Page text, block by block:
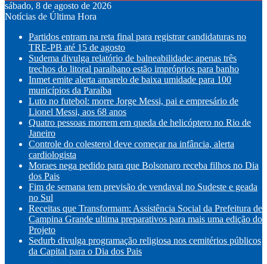
sábado, 8 de agosto de 2026
Notícias de Última Hora
Partidos entram na reta final para registrar candidaturas no
TRE-PB até 15 de agosto
Sudema divulga relatório de balneabilidade: apenas três
trechos do litoral paraibano estão impróprios para banho
Inmet emite alerta amarelo de baixa umidade para 100
municípios da Paraíba
Luto no futebol: morre Jorge Messi, pai e empresário de
Lionel Messi, aos 68 anos
Quatro pessoas morrem em queda de helicóptero no Rio de
Janeiro
Controle do colesterol deve começar na infância, alerta
cardiologista
Moraes nega pedido para que Bolsonaro receba filhos no Dia
dos Pais
Fim de semana tem previsão de vendaval no Sudeste e geada
no Sul
Receitas que Transformam: Assistência Social da Prefeitura de
Campina Grande ultima preparativos para mais uma edição do
Projeto
Sedurb divulga programação religiosa nos cemitérios públicos
da Capital para o Dia dos Pais